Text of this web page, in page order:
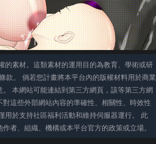
素材。這類素材的運用目的為教育、學術或研
款。 倘若您計畫將本平台內的版權材料用於商業
本網站可能連結到第三方網頁，該等第三方網
這些外部網站內容的準確性、相關性、時效性
用於支持社區福利活動和維持伺服器運行。 此
者、組織、機構或本平台官方的政策或立場。